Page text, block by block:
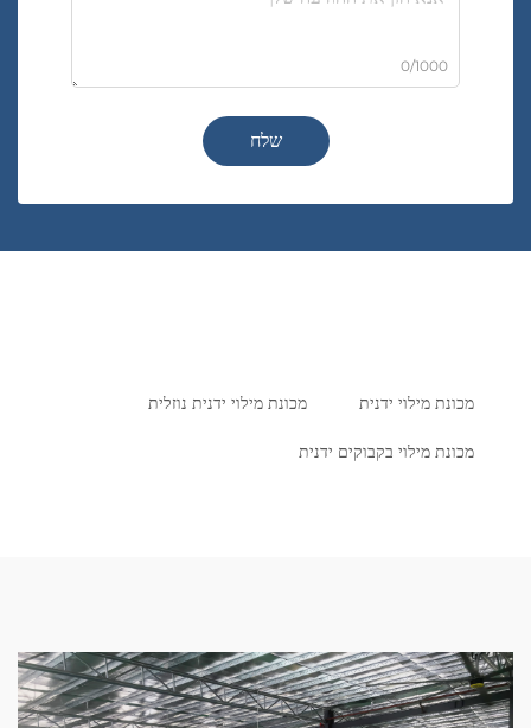
0/1000
שלח
מכונת מילוי ידנית מכונת מילוי ידנית נוזלית
מכונת מילוי בקבוקים ידנית